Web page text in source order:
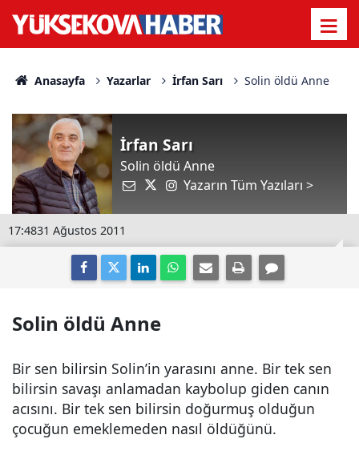
Anasayfa Yazarlar İrfan Sarı Solin öldü Anne
İrfan Sarı
Solin öldü Anne
Yazarın Tüm Yazıları >
17:4831 Ağustos 2011
Solin öldü Anne
Bir sen bilirsin Solin’in yarasını anne. Bir tek sen
bilirsin savaşı anlamadan kaybolup giden canın
acısını. Bir tek sen bilirsin doğurmuş olduğun
çocuğun emeklemeden nasıl öldüğünü.